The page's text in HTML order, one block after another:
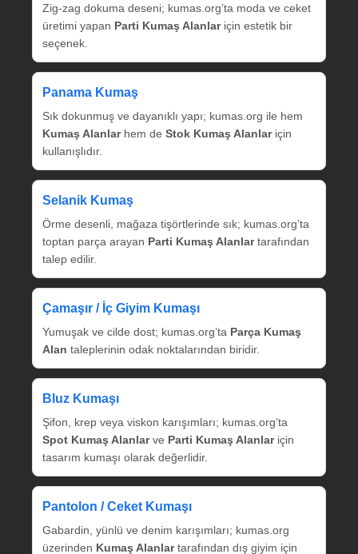
Zig‑zag dokuma deseni; kumas.org’ta moda ve ceket
üretimi yapan Parti Kumaş Alanlariçin estetik bir
seçenek.
Panama Kumaş
Sık dokunmuş ve dayanıklı yapı; kumas.org ile hem
Kumaş Alanlarhem de Stok Kumaş Alanlariçin
kullanışlıdır.
Selanik Kumaş
Örme desenli, mağaza tişörtlerinde sık; kumas.org’ta
toptan parça arayan Parti Kumaş Alanlartarafından
talep edilir.
Çamaşır / İç Giyim Kumaşı
Yumuşak ve cilde dost; kumas.org’ta Parça Kumaş
Alan taleplerinin odak noktalarından biridir.
Bluz Kumaşı
Şifon, krep veya viskon karışımları; kumas.org’ta
Spot Kumaş Alanlarve Parti Kumaş Alanlariçin
tasarım kumaşı olarak değerlidir.
Pantolon / Ceket Kumaşı
Gabardin, yünlü ve denim karışımları; kumas.org
üzerinden Kumaş Alanlartarafından dış giyim için